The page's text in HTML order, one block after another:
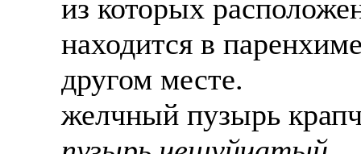
из которых
находится в
другом месте.
желчный пузырь